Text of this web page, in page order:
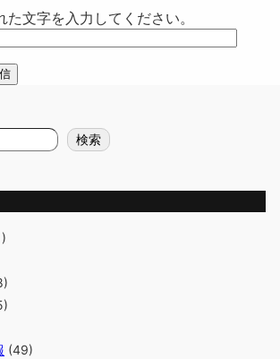
た文字を入力してください。
検索
(49)